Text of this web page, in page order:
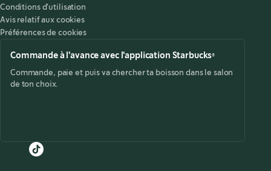
Conditions d'utilisation
Avis relatif aux cookies
Préférences de cookies
Commande à l'avance avec l'application Starbucks®
Commande, paie et puis va chercher ta boisson dans le salon
de ton choix.